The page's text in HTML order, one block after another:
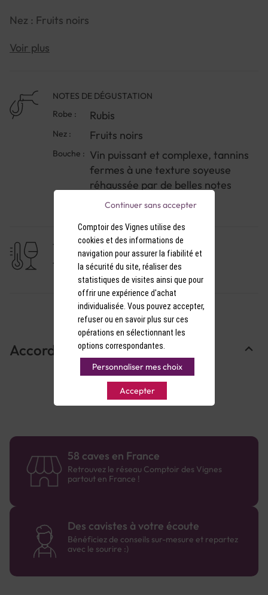
Nez : Fruits noirs
Bouche : Vin puissant et complexe, tannins fermes à
Voir plus
NOTES DE DÉGUSTATION
Robe :
Rubis
Nez : Fruits noirs
Bouche : Vin puissant et complexe, tannins
fermes à une texture soyeuse
réhaussée par de belles notes
épicées
TEMPÉRATURE DE SERVICE
15-16°C
Accords Mets & Vins
58 caves en France
Retrouvez le réseau Comptoir des Vignes
partout en France !
Des cavistes à votre écoute
Bénéficiez de conseils sur-mesure et repartez
avec le sourire :)
Comptoir des Vignes utilise des
cookies et des informations de
navigation pour assurer la fiabilité et
la sécurité du site, réaliser des
statistiques de visites ainsi que pour
offrir une expérience d'achat
individualisée. Vous pouvez accepter,
refuser ou en savoir plus sur ces
opérations en sélectionnant les
options correspondantes.
Personnaliser mes choix
Accepter
Continuer sans accepter